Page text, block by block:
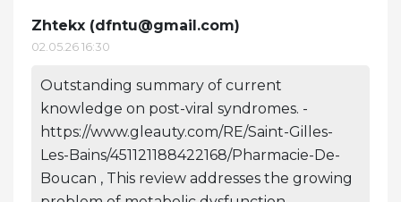
Zhtekx (dfntu@gmail.com)
02.05.26 16:30
Outstanding summary of current
knowledge on post-viral syndromes. -
https://www.gleauty.com/RE/Saint-Gilles-
Les-Bains/451121188422168/Pharmacie-De-
Boucan , This review addresses the growing